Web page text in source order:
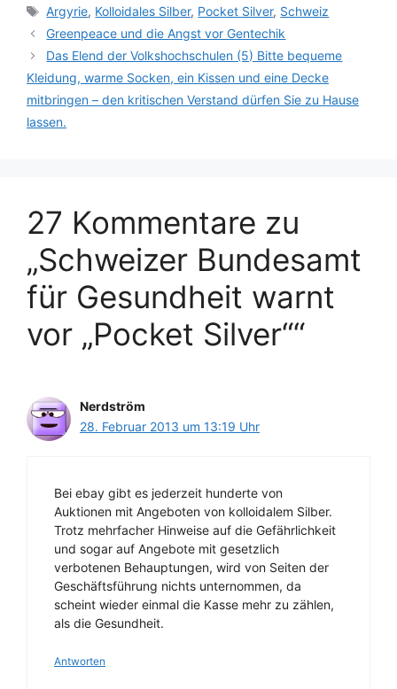
Schlagwörter
Argyrie, Kolloidales Silber, Pocket Silver, Schweiz
Greenpeace und die Angst vor Gentechik
Das Elend der Volkshochschulen (5) Bitte bequeme
Kleidung, warme Socken, ein Kissen und eine Decke
mitbringen – den kritischen Verstand dürfen Sie zu Hause
lassen.
27 Kommentare zu
„Schweizer Bundesamt
für Gesundheit warnt
vor „Pocket Silver““
Nerdström
28. Februar 2013 um 13:19 Uhr
Bei ebay gibt es jederzeit hunderte von
Auktionen mit Angeboten von kolloidalem Silber.
Trotz mehrfacher Hinweise auf die Gefährlichkeit
und sogar auf Angebote mit gesetzlich
verbotenen Behauptungen, wird von Seiten der
Geschäftsführung nichts unternommen, da
scheint wieder einmal die Kasse mehr zu zählen,
als die Gesundheit.
Antworten